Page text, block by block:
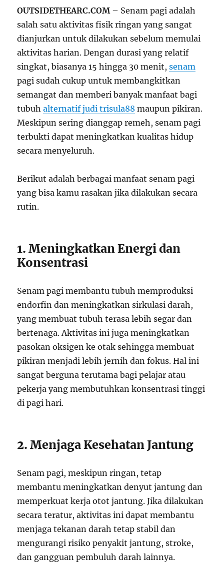
OUTSIDETHEARC.COM – Senam pagi adalah
salah satu aktivitas fisik ringan yang sangat
dianjurkan untuk dilakukan sebelum memulai
aktivitas harian. Dengan durasi yang relatif
singkat, biasanya 15 hingga 30 menit,senam
pagi sudah cukup untuk membangkitkan
semangat dan memberi banyak manfaat bagi
tubuhalternatif judi trisula88 maupun pikiran.
Meskipun sering dianggap remeh, senam pagi
terbukti dapat meningkatkan kualitas hidup
secara menyeluruh.
Berikut adalah berbagai manfaat senam pagi
yang bisa kamu rasakan jika dilakukan secara
rutin.
1. Meningkatkan Energi dan
Konsentrasi
Senam pagi membantu tubuh memproduksi
endorfin dan meningkatkan sirkulasi darah,
yang membuat tubuh terasa lebih segar dan
bertenaga. Aktivitas ini juga meningkatkan
pasokan oksigen ke otak sehingga membuat
pikiran menjadi lebih jernih dan fokus. Hal ini
sangat berguna terutama bagi pelajar atau
pekerja yang membutuhkan konsentrasi tinggi
di pagi hari.
2. Menjaga Kesehatan Jantung
Senam pagi, meskipun ringan, tetap
membantu meningkatkan denyut jantung dan
memperkuat kerja otot jantung. Jika dilakukan
secara teratur, aktivitas ini dapat membantu
menjaga tekanan darah tetap stabil dan
mengurangi risiko penyakit jantung, stroke,
dan gangguan pembuluh darah lainnya.